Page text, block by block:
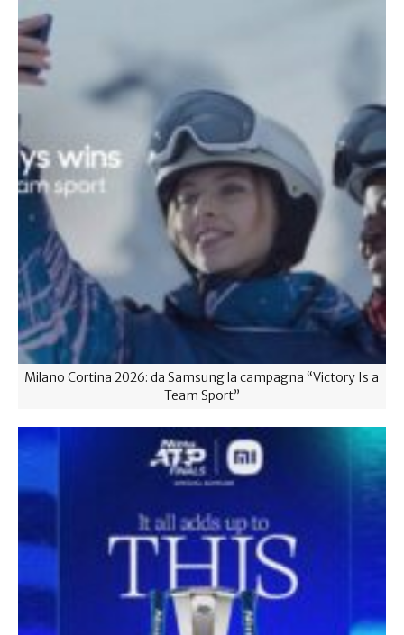
Milano Cortina 2026: da Samsung la campagna “Victory Is a
Team Sport”